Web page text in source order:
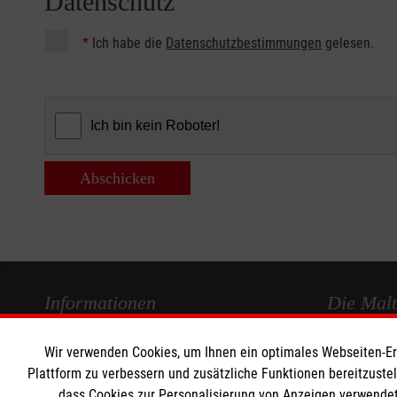
* Ich habe die Datenschutzbestimmungen gelesen.
Abschicken
Informationen
Impressum
Datenschutz
Die
Malteser in
Wir verwenden Cookies, um Ihnen ein optimales
Plattform zu verbessern und zusätzliche Funktionen